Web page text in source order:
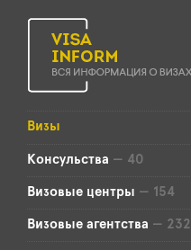
Визы
Консульства — 40
Визовые центры — 154
Визовые агентства — 232